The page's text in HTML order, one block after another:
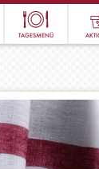
TAGESMENÜ